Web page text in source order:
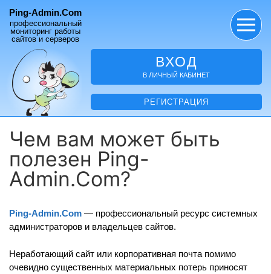
Ping-Admin.Com
профессиональный
мониторинг работы
сайтов и серверов
ВХОД
В ЛИЧНЫЙ КАБИНЕТ
РЕГИСТРАЦИЯ
Чем вам может быть
полезен Ping-
Admin.Com?
Ping-Admin.Com — профессиональный ресурс системных
администраторов и владельцев сайтов.
Неработающий сайт или корпоративная почта помимо
очевидно существенных материальных потерь приносят